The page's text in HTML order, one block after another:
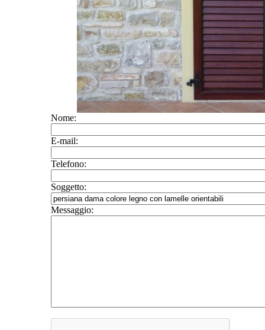
Nome:
E-mail:
Telefono:
Soggetto:
Messaggio: